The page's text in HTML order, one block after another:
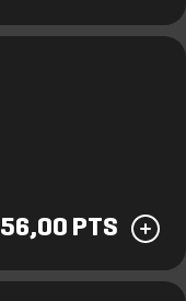
56,00 PTS